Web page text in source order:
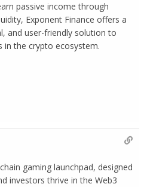
passive income through
Exponent Finance offers a
and user-friendly solution to
in the crypto ecosystem.
gaming launchpad, designed
investors thrive in the Web3